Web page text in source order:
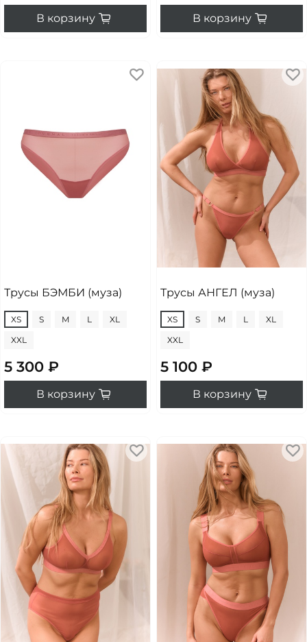
В корзину В корзину
Трусы БЭМБИ (муза)
XS S M L XL
XXL
5 300 ₽
В корзину
Трусы АНГЕЛ (муза)
XS S M L XL
XXL
5 100 ₽
В корзину